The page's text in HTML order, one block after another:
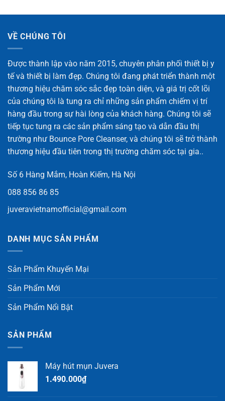
VỀ CHÚNG TÔI
Được thành lập vào năm 2015, chuyên phân phối thiết bị y
tế và thiết bị làm đẹp. Chúng tôi đang phát triển thành một
thương hiệu chăm sóc sắc đẹp toàn diện, và giá trị cốt lõi
của chúng tôi là tung ra chỉ những sản phẩm chiếm vị trí
hàng đầu trong sự hài lòng của khách hàng. Chúng tôi sẽ
tiếp tục tung ra các sản phẩm sáng tạo và dẫn đầu thị
trường như Bounce Pore Cleanser, và chúng tôi sẽ trở thành
thương hiệu đầu tiên trong thị trường chăm sóc tại gia..
Số 6 Hàng Mắm, Hoàn Kiếm, Hà Nội
088 856 86 85
juveravietnamofficial@gmail.com
DANH MỤC SẢN PHẨM
Sản Phẩm Khuyến Mại
Sản Phẩm Mới
Sản Phẩm Nổi Bật
SẢN PHẨM
Máy hút mụn Juvera
1.490.000₫